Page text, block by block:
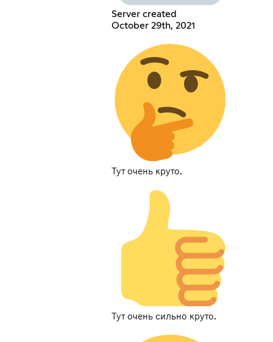
Server created
October 29th, 2021
Тут очень круто.
Тут очень сильно круто.